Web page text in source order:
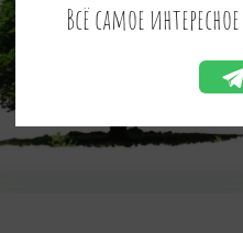
Всё самое